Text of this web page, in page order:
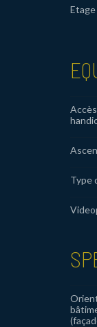
Etage
Accès
Type